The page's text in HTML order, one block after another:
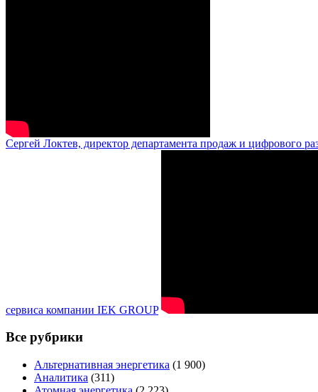
Сергей Локтев, директор департамента продаж и цифрового
сервиса компании IEK GROUP
Все рубрики
Альтернативная энергетика (1 900)
Аналитика (311)